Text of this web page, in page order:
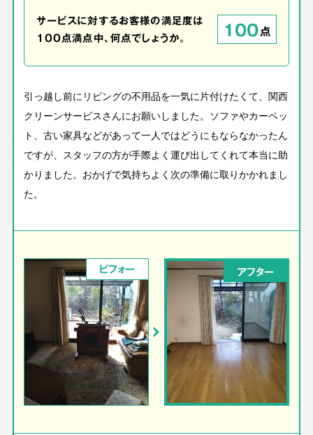
サービスに対するお客様の満足度は
100点満点中、何点でしょうか。
100点
引っ越し前にリビングの不用品を一気に片付けたくて、関西
クリーンサービスさんにお願いしました。ソファやカーペッ
ト、古い家具などがあって一人ではどうにもならなかったん
ですが、スタッフの方が手際よく運び出してくれて本当に助
かりました。おかげで気持ちよく次の準備に取りかかれまし
た。
ビフォー アフター